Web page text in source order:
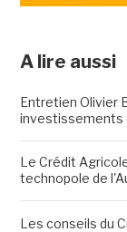
A lire aussi
Entretien Olivier
investissements
Le Crédit
technopole de
Les conseils du